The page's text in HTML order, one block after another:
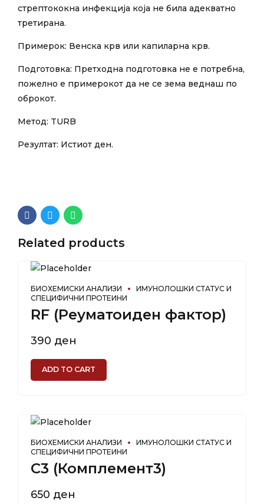
стрептококна инфекција која не била адекватно
третирана.
Примерок: Венска крв или капиларна крв.
Подготовка: Претходна подготовка не е потребна,
пожелно е примерокот да не се зема веднаш по
оброкот.
Метод: TURB
Резултат: Истиот ден.
Related products
БИОХЕМИСКИ АНАЛИЗИ
ИМУНОЛОШКИ СТАТУС И
СПЕЦИФИЧНИ ПРОТЕИНИ
RF (Реуматоиден фактор)
390 ден
ADD TO CART
БИОХЕМИСКИ АНАЛИЗИ
ИМУНОЛОШКИ СТАТУС И
СПЕЦИФИЧНИ ПРОТЕИНИ
C3 (Комплемент3)
650 ден